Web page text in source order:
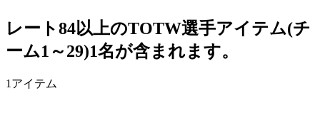
レート84以上のTOTW選手アイテム(チ
ーム1～29)1名が含まれます。
1 アイテム